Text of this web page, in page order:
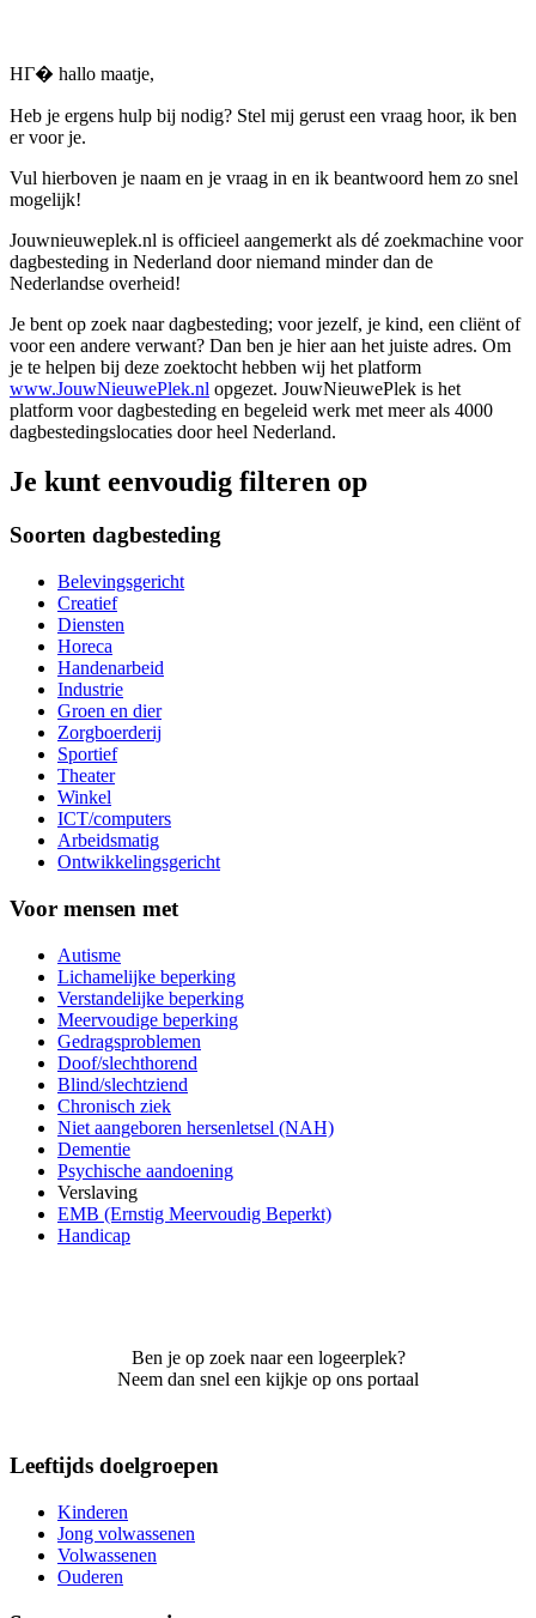
HГ� hallo maatje,
Heb je ergens hulp bij nodig? Stel mij gerust een vraag hoor, ik ben
er voor je.
Vul hierboven je naam en je vraag in en ik beantwoord hem zo snel
mogelijk!
Jouwnieuweplek.nl is officieel aangemerkt als dé zoekmachine voor
dagbesteding in Nederland door niemand minder dan de
Nederlandse overheid!
Je bent op zoek naar dagbesteding; voor jezelf, je kind, een cliënt of
voor een andere verwant? Dan ben je hier aan het juiste adres. Om
je te helpen bij deze zoektocht hebben wij het platform
www.JouwNieuwePlek.nl opgezet. JouwNieuwePlek is het
platform voor dagbesteding en begeleid werk met meer als 4000
dagbestedingslocaties door heel Nederland.
Je kunt eenvoudig filteren op
Soorten dagbesteding
Belevingsgericht
Creatief
Diensten
Horeca
Handenarbeid
Industrie
Groen en dier
Zorgboerderij
Sportief
Theater
Winkel
ICT/computers
Arbeidsmatig
Ontwikkelingsgericht
Voor mensen met
Autisme
Lichamelijke beperking
Verstandelijke beperking
Meervoudige beperking
Gedragsproblemen
Doof/slechthorend
Blind/slechtziend
Chronisch ziek
Niet aangeboren hersenletsel (NAH)
Dementie
Psychische aandoening
Verslaving
EMB (Ernstig Meervoudig Beperkt)
Handicap
Ben je op zoek naar een logeerplek?
Neem dan snel een kijkje op ons portaal
Leeftijds doelgroepen
Kinderen
Jong volwassenen
Volwassenen
Ouderen